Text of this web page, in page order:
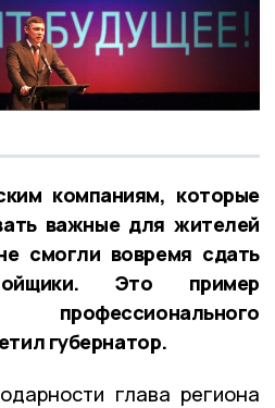
компаниям, которые
важные для жителей
смогли вовремя сдать
Это пример
губернатор.
глава региона